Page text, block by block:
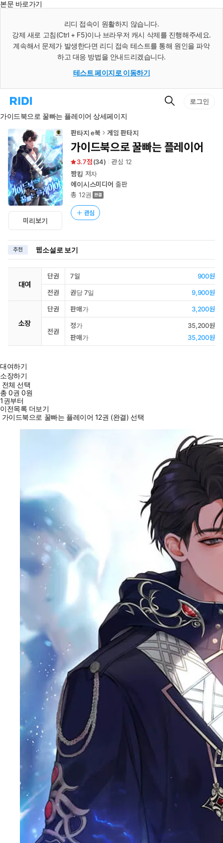
본문 바로가기
리디 접속이 원활하지 않습니다.
강제 새로 고침(Ctrl + F5)이나 브라우저 캐시 삭제를 진행해주세요.
계속해서 문제가 발생한다면 리디 접속 테스트를 통해 원인을 파악
하고 대응 방법을 안내드리겠습니다.
테스트 페이지로 이동하기
리
홈
로
이
동
검
로그인
가이드북으로 꿀빠는 플레이어 상세페이지
미리보기
판타지 e북 게임 판타지
가이드북으로 꿀빠는 플레이어
3.7 (34) 관심 12
짬킹 저자
에이시스미디어 출판
총 12권
관심
추천 웹소설로 보기
대여
단권 7일 900원
전권 권당 7일 9,900원
소장
단권 판매가 3,200원
전권
정가
35,200원
판매가
35,200원
대여하기
소장하기
전체 선택
총0권 0원
1권부터
이전목록 더보기
가이드북으로 꿀빠는 플레이어 12권 (완결) 선택